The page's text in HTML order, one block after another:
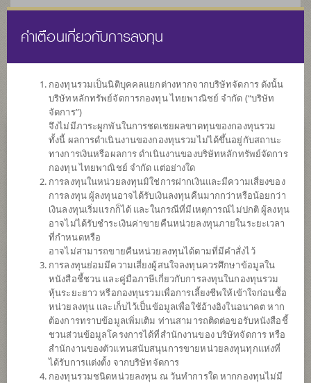
หน้าแรก รายการกองทุน ข้อมูลกองทุน
ค้นหากองทุนดีๆ กับ scbam
คำเตือนเกี่ยวกับการลงทุน
กองทุนรวมเป็นนิติบุคคลแยกต่างหากจากบริษัทจัดการ ดังนั้น
บริษัทหลักทรัพย์จัดการกองทุน ไทยพาณิชย์ จำกัด (“บริษัท
จัดการ”)
จึงไม่มีภาระผูกพันในการชดเชยผลขาดทุนของกองทุนรวม
ทั้งนี้ ผลการดำเนินงานของกองทุนรวมไม่ได้ขึ้นอยู่กับสถานะ
ทางการเงินหรือผลการ ดำเนินงานของบริษัทหลักทรัพย์จัดการ
กองทุน ไทยพาณิชย์ จำกัด แต่อย่างใด
การลงทุนในหน่วยลงทุนมิใช่การฝากเงินและมีความเสี่ยงของ
การลงทุน ผู้ลงทุนอาจได้รับเงินลงทุนคืนมากกว่าหรือน้อยกว่า
เงินลงทุนเริ่มแรกก็ได้ และในกรณีที่มีเหตุการณ์ไม่ปกติ ผู้ลงทุน
อาจไม่ได้รับชำระเงินค่าขายคืนหน่วยลงทุนภายในระยะเวลา
ที่กำหนดหรือ
อาจไม่สามารถขายคืนหน่วยลงทุนได้ตามที่มีคำสั่งไว้
การลงทุนย่อมมีความเสี่ยงผู้สนใจลงทุนควรศึกษาข้อมูลใน
หนังสือชี้ชวน และคู่มือภาษีเกี่ยวกับการลงทุนในกองทุนรวม
หุ้นระยะยาว หรือกองทุนรวมเพื่อการเลี้ยงชีพให้เข้าใจก่อนซื้อ
หน่วยลงทุน และเก็บไว้เป็นข้อมูลเพื่อใช้อ้างอิงในอนาคต หาก
ต้องการทราบข้อมูลเพิ่มเติม ท่านสามารถติดต่อขอรับหนังสือชี้
ชวนส่วนข้อมูลโครงการได้ที่สำนักงานของ บริษัทจัดการ หรือ
สำนักงานของตัวแทนสนับสนุนการขายหน่วยลงทุนทุกแห่งที่
ได้รับการแต่งตั้ง จากบริษัทจัดการ
กองทุนรวมชนิดหน่วยลงทุน ณ วันทำการใด หากกองทุนไม่มี